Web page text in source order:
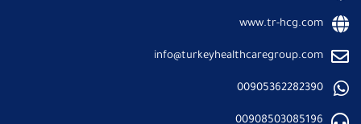
www.tr-hcg.com
info@turkeyhealthcaregroup.com
00905362282390
00908503085196